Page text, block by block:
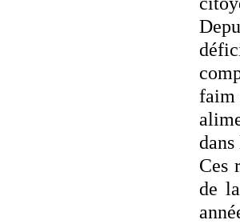
faim
Ces
de